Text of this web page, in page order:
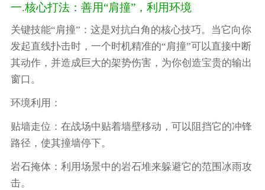
一.核心打法：善用“肩撞”，利用环境
关键技能“肩撞”：这是对抗白角的核心技巧。当它向你
发起直线扑击时，一个时机精准的“肩撞”可以直接中断
其动作，并造成巨大的架势伤害，为你创造宝贵的输出
窗口。
环境利用：
贴墙走位：在战场中贴着墙壁移动，可以阻挡它的冲锋
路径，使其撞墙停下。
岩石掩体：利用场景中的岩石堆来躲避它的范围冰雨攻
击。